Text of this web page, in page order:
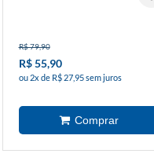
R$ 79,90
R$ 55,90
ou 2x de R$ 27,95 sem juros